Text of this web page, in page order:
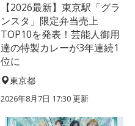
【2026最新】東京駅「グラ
ンスタ」限定弁当売上
TOP10を発表！芸能人御用
達の特製カレーが3年連続1
位に
東京都
2026年8月7日 17:30更新